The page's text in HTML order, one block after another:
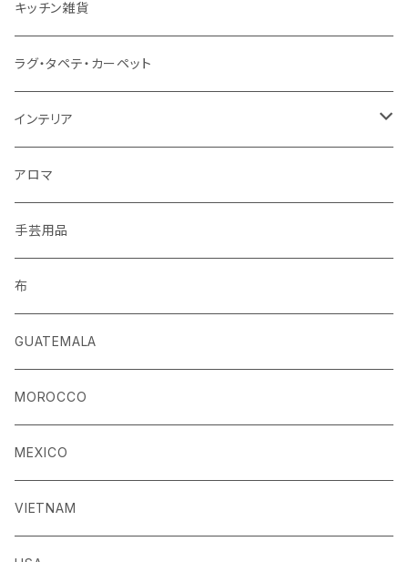
ストール
ベルト
キーホルダー
手袋
キッチン雑貨
ラグ・タペテ・カーペット
インテリア
クッションカバー
アロマ
手芸用品
布
GUATEMALA
MOROCCO
MEXICO
VIETNAM